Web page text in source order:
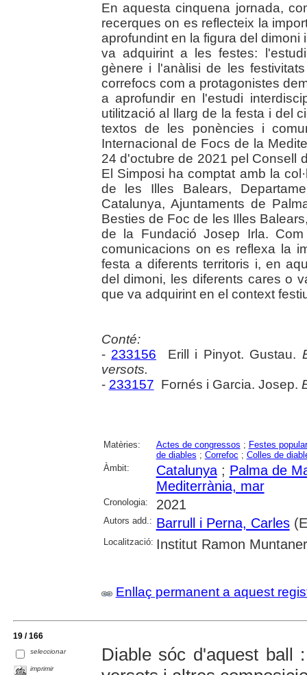
En aquesta cinquena jornada,
recerques on es reflecteix la
aprofundint en la figura del
va adquirint a les festes:
gènere i l'anàlisi de les
correfocs com a protagonistes
a aprofundir en l'estudi
utilització al llarg de la festa i del
textos de les ponències i
Internacional de Focs de la
24 d'octubre de 2021 pel Consell
El Simposi ha comptat amb la
de les Illes Balears,
Catalunya, Ajuntaments de
Besties de Foc de les Illes
de la Fundació Josep Irla.
comunicacions on es reflexa la
festa a diferents territoris i, en
del dimoni, les diferents cares o
que va adquirint en el context
Conté:
- 233156 Erill i Pinyot. Gustau.
versots.
- 233157 Fornés i Garcia. Josep.
Matèries: Actes de congressos ; Festes
de diables ; Correfoc ; Colles de
Àmbit:
Catalunya; Palma de
Mediterrània, mar
Cronologia: 2021
Autors add.: Barrull i Perna, Carles
Localització: Institut Ramon Muntaner
Enllaç permanent a aquest
19 / 166
seleccionar
imprimir
Diable sóc d'aquest ball